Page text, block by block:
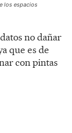
los espacios
no dañar
que es de
con pintas